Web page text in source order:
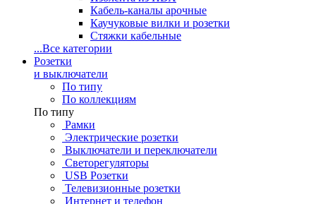
Кабель-каналы арочные
Каучуковые вилки и розетки
Стяжки кабельные
...Все категории
Розетки
и выключатели
По типу
По коллекциям
По типу
Рамки
Электрические розетки
Выключатели и переключатели
Светорегуляторы
USB Розетки
Телевизионные розетки
Интернет и телефон